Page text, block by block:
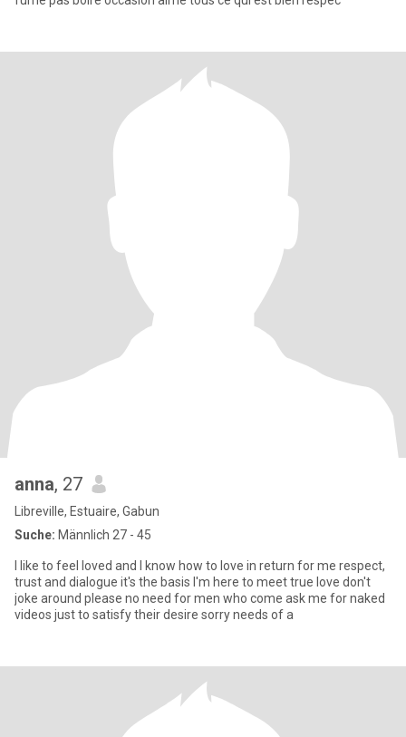
anna, 27
Libreville, Estuaire, Gabun
Suche: Männlich 27 - 45
I like to feel loved and I know how to love in return for me respect,
trust and dialogue it's the basis I'm here to meet true love don't
joke around please no need for men who come ask me for naked
videos just to satisfy their desire sorry needs of a